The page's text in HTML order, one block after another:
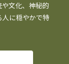
文化、神秘的
に穏やかで特